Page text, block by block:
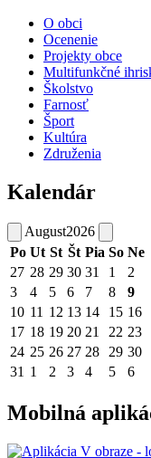
O obci
Ocenenie
Projekty obce
Multifunkčné
Školstvo
Farnosť
Šport
Kultúra
Združenia
Kalendár
August2026
Po Ut St Št Pia So Ne
27 28 29 30 31 1
2
3
4 5 6 7 8
9
10 11 12 13 14 15 16
17 18 19 20 21 22 23
24 25 26 27 28 29 30
31 1 2 3 4 5 6
Mobilná